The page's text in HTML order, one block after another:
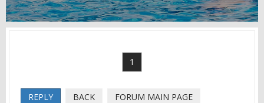
1
REPLY BACK FORUM MAIN PAGE